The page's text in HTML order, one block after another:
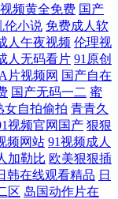
b伦理片 日韩经典av
国色情资源 玖玖大香
航 五月丁香最新资源
视频在线播放 福利入
91国产福利 www五
频黄全免费 国产
伦小说 免费成人软
人午夜视频 伦理视
人无码看片 91原创
A片视频网 国产自在
国产无码一二 蜜
女自拍偷拍 青青久
视频官网国产 狠狠
频网站 91视频成人
加勒比 欧美狠狠插
韩在线观看精品 日
区 岛国动作片在